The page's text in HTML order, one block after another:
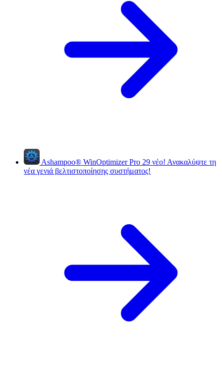
Ashampoo® WinOptimizer Pro 29 νέο! Ανακαλύψτε τη
νέα γενιά βελτιστοποίησης συστήματος!